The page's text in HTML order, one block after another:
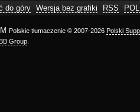
do góry Wersja bez grafiki RSS
Polskie tłumaczenie © 2007-2026 Polski
Group